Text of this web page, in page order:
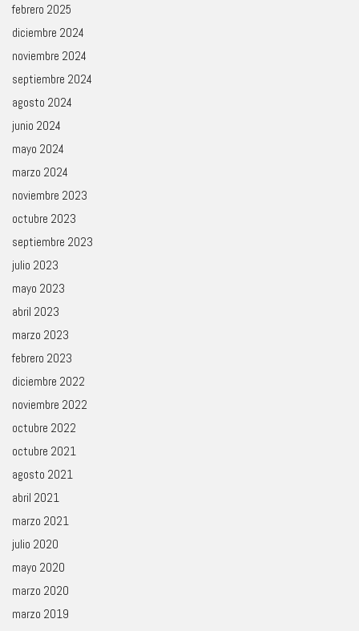
febrero 2025
diciembre 2024
noviembre 2024
septiembre 2024
agosto 2024
junio 2024
mayo 2024
marzo 2024
noviembre 2023
octubre 2023
septiembre 2023
julio 2023
mayo 2023
abril 2023
marzo 2023
febrero 2023
diciembre 2022
noviembre 2022
octubre 2022
octubre 2021
agosto 2021
abril 2021
marzo 2021
julio 2020
mayo 2020
marzo 2020
marzo 2019